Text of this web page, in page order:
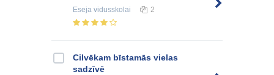
Eseja vidusskolai 2
Cilvēkam bīstamās vielas
sadzīvē